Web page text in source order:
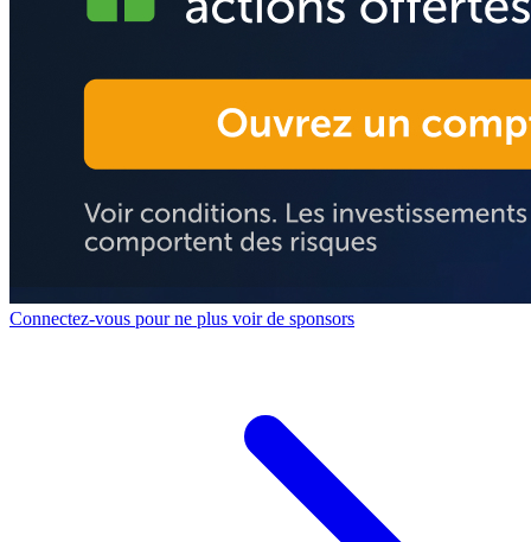
Connectez-vous pour ne plus voir de sponsors